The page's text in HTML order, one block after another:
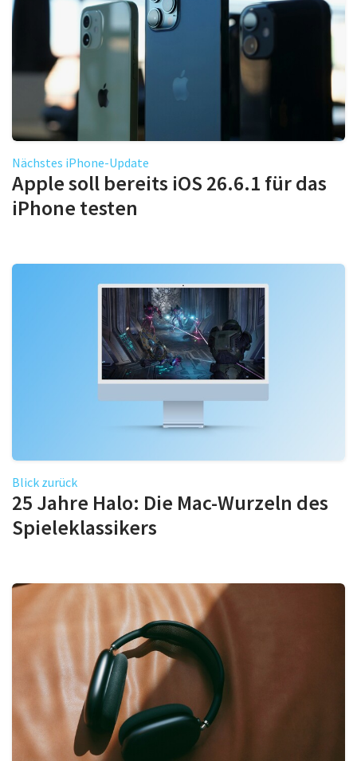
Nächstes iPhone-Update
Apple soll bereits iOS 26.6.1 für das
iPhone testen
Blick zurück
25 Jahre Halo: Die Mac-Wurzeln des
Spieleklassikers